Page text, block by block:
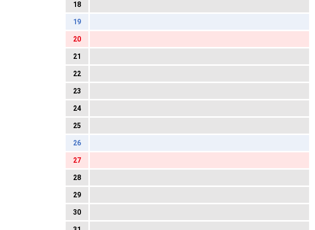
18
19
20
21
22
23
24
25
26
27
28
29
30